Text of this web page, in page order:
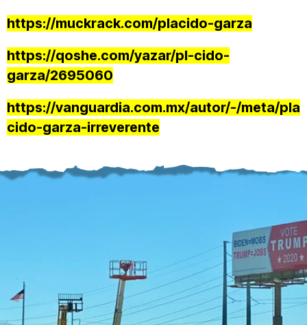
https://muckrack.com/placido-garza
https://qoshe.com/yazar/pl-cido-
garza/2695060
https://vanguardia.com.mx/autor/-/meta/pla
cido-garza-irreverente